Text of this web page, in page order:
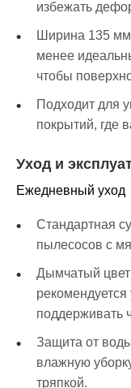
избежать
Ширина 135 мм
менее
чтобы
Подходит для
покрытий, где
Уход и
Ежедневный уход
Стандартная
пылесосов с
Дымчатый цвет
поддерживать
Защита от
влажную
тряпкой.